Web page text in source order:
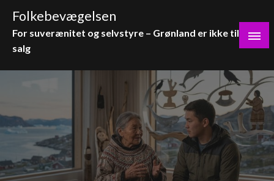
content
Folkebevægelsen
For suverænitet og selvstyre – Grønland er ikke til
salg